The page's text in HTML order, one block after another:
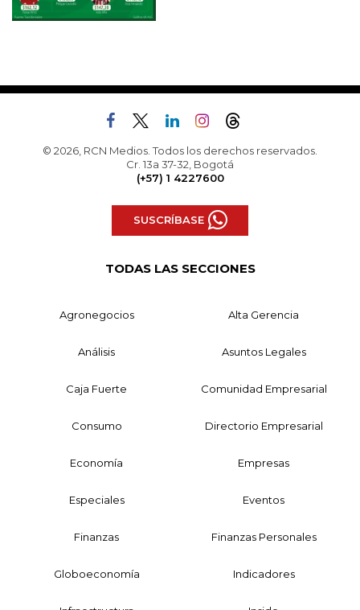
© 2026, RCN Medios. Todos los derechos reservados.
Cr. 13a 37-32, Bogotá
(+57) 1 4227600
SUSCRÍBASE
TODAS LAS SECCIONES
Agronegocios Alta Gerencia
Análisis Asuntos Legales
Caja Fuerte Comunidad Empresarial
Consumo Directorio Empresarial
Economía Empresas
Especiales Eventos
Finanzas Finanzas Personales
Globoeconomía Indicadores